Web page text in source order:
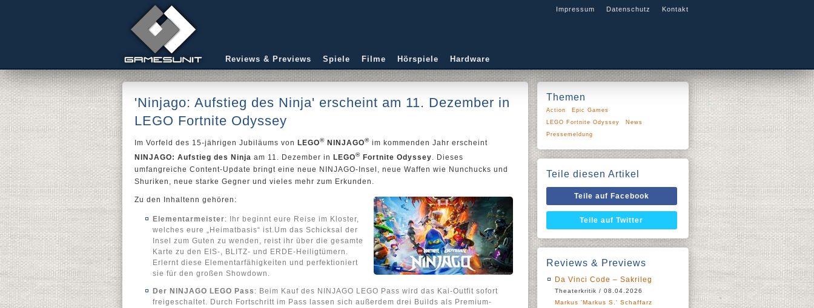
Impressum Datenschutz Kontakt
Reviews & Previews Spiele Filme Hörspiele Hardware
'Ninjago: Aufstieg des Ninja' erscheint am 11. Dezember in
LEGO Fortnite Odyssey
Im Vorfeld des 15-jährigen Jubiläums von LEGO® NINJAGO® im kommenden Jahr erscheint
NINJAGO: Aufstieg des Ninja am 11. Dezember in LEGO® Fortnite Odyssey. Dieses
umfangreiche Content-Update bringt eine neue NINJAGO-Insel, neue Waffen wie Nunchucks und
Shuriken, neue starke Gegner und vieles mehr zum Erkunden.
Zu den Inhaltenn gehören:
Elementarmeister: Ihr beginnt eure Reise im Kloster,
welches eure „Heimatbasis“ ist.Um das Schicksal der
Insel zum Guten zu wenden, reist ihr über die gesamte
Karte zu den EIS-, BLITZ- und ERDE-Heiligtümern.
Erlernt diese Elementarfähigkeiten und perfektioniert
sie für den großen Showdown.
Der NINJAGO LEGO Pass : Beim Kauf des NINJAGO LEGO Pass wird das Kai-Outfit sofort
freigeschaltet. Durch Fortschritt im Pass lassen sich außerdem drei Builds als Premium-
Themen
Action
Epic Games
LEGO Fortnite Odyssey
News
Pressemeldung
Teile diesen Artikel
Teile auf Facebook
Teile auf Twitter
Reviews & Previews
Da Vinci Code – Sakrileg
Theaterkritik / 08.04.2026
Markus 'Markus S.' Schaffarz